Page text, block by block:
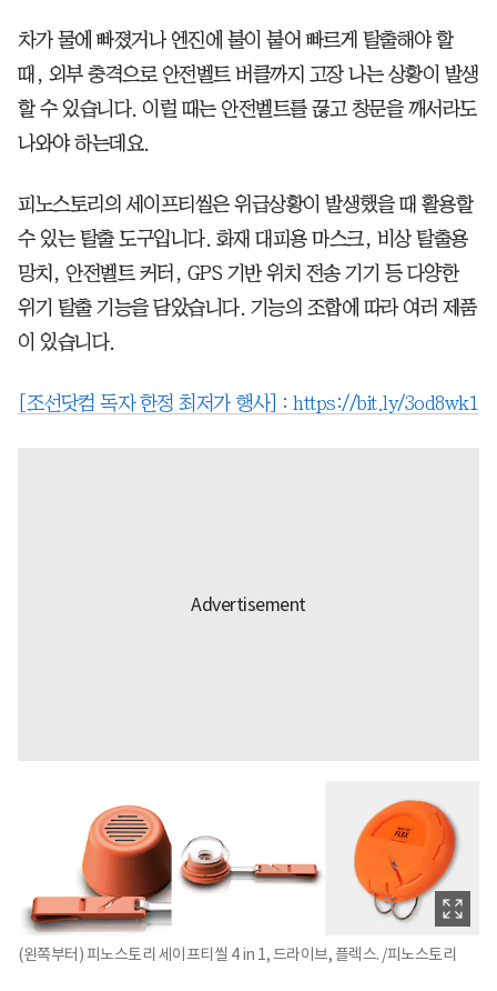
차가 물에 빠졌거나 엔진에 불이 붙어 빠르게 탈출해야 할
때, 외부 충격으로 안전벨트 버클까지 고장 나는 상황이 발생
할 수 있습니다. 이럴 때는 안전벨트를 끊고 창문을 깨서라도
나와야 하는데요.
피노스토리의 세이프티씰은 위급상황이 발생했을 때 활용할
수 있는 탈출 도구입니다. 화재 대피용 마스크, 비상 탈출용
망치, 안전벨트 커터, GPS 기반 위치 전송 기기 등 다양한
위기 탈출 기능을 담았습니다. 기능의 조합에 따라 여러 제품
이 있습니다.
[조선닷컴 독자 한정 최저가 행사] : https://bit.ly/3od8wk1
(왼쪽부터) 피노스토리 세이프티씰 4 in 1, 드라이브, 플렉스. /피노스토리